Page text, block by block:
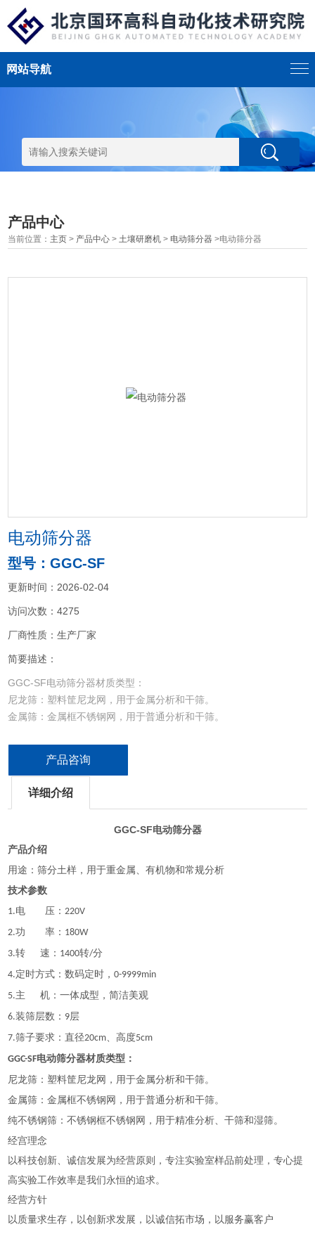
网站导航
产品中心
当前位置： 主页 > 产品中心 > 土壤研磨机 > 电动筛分器 >电动筛分器
电动筛分器
型号：GGC-SF
更新时间：2026-02-04
访问次数：4275
厂商性质：生产厂家
简要描述：
GGC-SF电动筛分器材质类型：
尼龙筛：塑料筐尼龙网，用于金属分析和干筛。
金属筛：金属框不锈钢网，用于普通分析和干筛。
产品咨询
详细介绍
GGC-SF电动筛分器
产品介绍
用途：筛分土样，用于重金属、有机物和常规分析
技术参数
1.电 压： 220V
2.功 率： 180W
3.转 速： 1400转/分
4.定时方式：数码定时，0-9999min
5.主 机：一体成型，简洁美观
6.装筛层数： 9层
7.筛子要求：直径20cm 、高度5cm
GGC-SF电动筛分器材质类型 ：
尼龙筛：塑料筐尼龙网，用于金属分析和干筛。
金属筛：金属框不锈钢网，用于普通分析和干筛。
纯不锈钢筛：不锈钢框不锈钢网，用于精准分析、干筛和湿筛。
经宫理念
以科技创新、诚信发展为经营原则，专注实验室样品前处理，专心提
高实验工作效率是我们永恒的追求。
经营方针
以质量求生存，以创新求发展，以诚信拓市场，以服务赢客户